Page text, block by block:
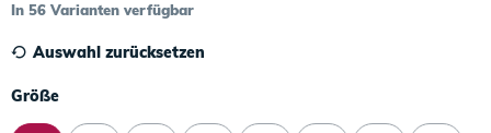
In 56 Varianten verfügbar
Auswahl zurücksetzen
Größe